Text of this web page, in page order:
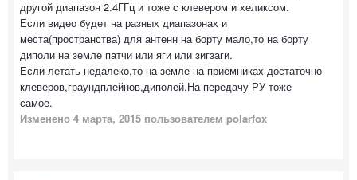
другой диапазон 2.4ГГц и тоже с клевером и хеликсом.
Если видео будет на разных диапазонах и
места(пространства) для антенн на борту мало,то на борту
диполи на земле патчи или яги или зигзаги.
Если летать недалеко,то на земле на приёмниках достаточно
клеверов,граундплейнов,диполей.На передачу РУ тоже
самое.
Изменено 4 марта, 2015 пользователем polarfox